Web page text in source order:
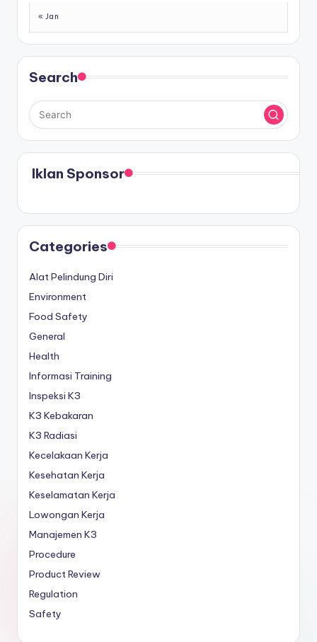
« Jan
Search
Iklan Sponsor
Categories
Alat Pelindung Diri
Environment
Food Safety
General
Health
Informasi Training
Inspeksi K3
K3 Kebakaran
K3 Radiasi
Kecelakaan Kerja
Kesehatan Kerja
Keselamatan Kerja
Lowongan Kerja
Manajemen K3
Procedure
Product Review
Regulation
Safety